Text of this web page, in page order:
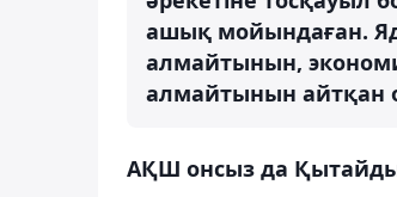
ашық мойындаған.
алмайтынын,
алмайтынын айтқан
АҚШ онсыз да